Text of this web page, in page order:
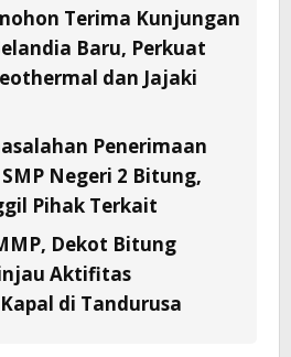
Terima Kunjungan
Baru, Perkuat
dan Jajaki
Penerimaan
Negeri 2 Bitung,
Pihak Terkait
Dekot Bitung
Aktifitas
di Tandurusa